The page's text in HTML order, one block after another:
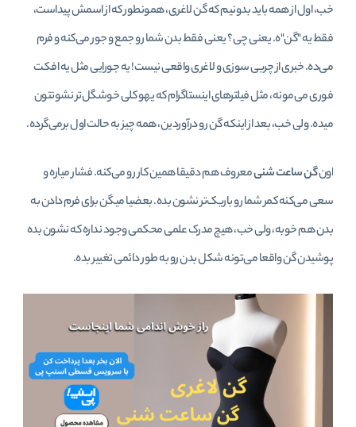
خب، اول از همه باید بدونیم که گن لاغری، همونطور که از اسمش پیداست،
فقط یه "گن"ه. یعنی چی؟ یعنی فقط بدن شما رو جمع و جور می‌کنه و فرم
می‌ده. خبری از چربی سوزی و لاغری واقعی نیست! یه جورایی مثل یه افکت
فوری می‌مونه، مثل فیلترهای اینستاگرام که یهو کلی خوشگل‌تر نشونتون
میده. ولی خب، بعد از اینکه گن رو درآوردین، همه چیز به حالت اول برمی‌گرده.
اونگن ساعت شنیمعروف هم دقیقا همین کار رو می‌کنه. فشار میاره و
سعی می‌کنه کمر شما رو باریک‌تر نشون بده. بعضیا میگن برای فرم دادن به
بدن هم خوبه، ولی خب، هیچ مدرک علمی محکمی وجود نداره که نشون بده
پوشیدن گن واقعا می‌تونه شکل بدن رو به طور دائمی تغییر بده.